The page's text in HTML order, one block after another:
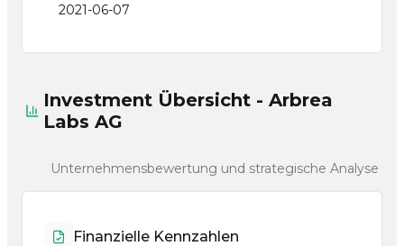
2021-06-07
Investment Übersicht - Arbrea
Labs AG
Unternehmensbewertung und strategische Analyse
Finanzielle Kennzahlen